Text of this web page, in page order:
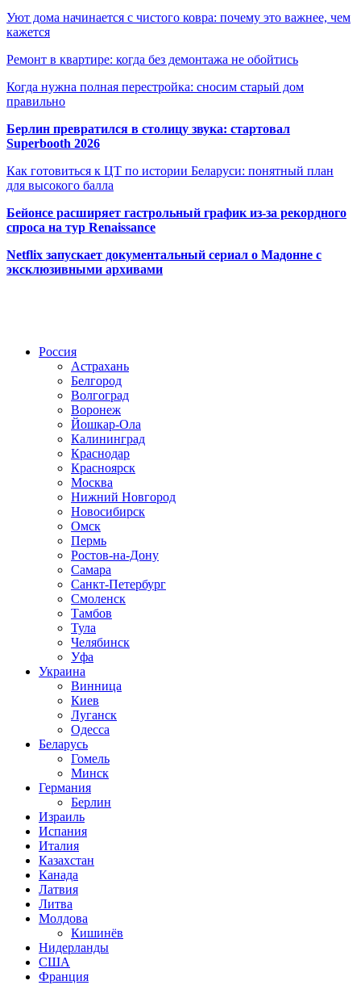
Уют дома начинается с чистого ковра: почему это важнее, чем
кажется
Ремонт в квартире: когда без демонтажа не обойтись
Когда нужна полная перестройка: сносим старый дом
правильно
Берлин превратился в столицу звука: стартовал
Superbooth 2026
Как готовиться к ЦТ по истории Беларуси: понятный план
для высокого балла
Бейонсе расширяет гастрольный график из-за рекордного
спроса на тур Renaissance
Netflix запускает документальный сериал о Мадонне с
эксклюзивными архивами
Россия
Астрахань
Белгород
Волгоград
Воронеж
Йошкар-Ола
Калининград
Краснодар
Красноярск
Москва
Нижний Новгород
Новосибирск
Омск
Пермь
Ростов-на-Дону
Самара
Санкт-Петербург
Смоленск
Тамбов
Тула
Челябинск
Уфа
Украина
Винница
Киев
Луганск
Одесса
Беларусь
Гомель
Минск
Германия
Берлин
Израиль
Испания
Италия
Казахстан
Канада
Латвия
Литва
Молдова
Кишинёв
Нидерланды
США
Франция